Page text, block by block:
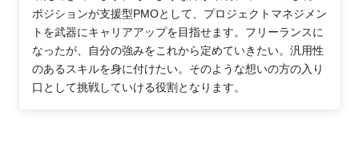
ポジションが支援型PMOとして、プロジェクトマネジメン
トを武器にキャリアアップを目指せます。フリーランスに
なったが、自分の強みをこれから定めていきたい。汎用性
のあるスキルを身に付けたい。そのような想いの方の入り
口として挑戦していける役割となります。